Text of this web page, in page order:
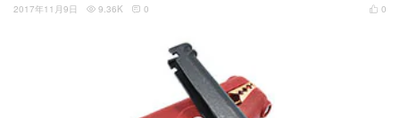
 0
2017年11月9日  9.36K  0